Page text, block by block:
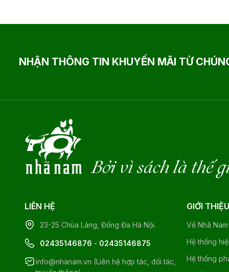
NHẬN THÔNG TIN KHUYẾN MÃI TỪ
Bởi vì sách là thế
LIÊN HỆ
23-25 Chùa Láng, Đống Đa Hà Nội.
02435146876 - 02435146875
info@nhanam.vn (Liên hệ hợp tác, đối tác,
GIỚI THIỆU
Về Nhã Nam
Hệ thống
Hệ thống